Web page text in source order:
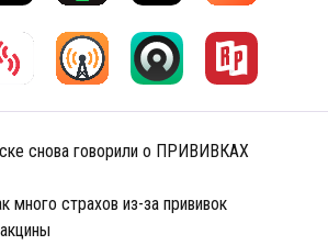
снова говорили о ПРИВИВКАХ
много страхов из-за прививок